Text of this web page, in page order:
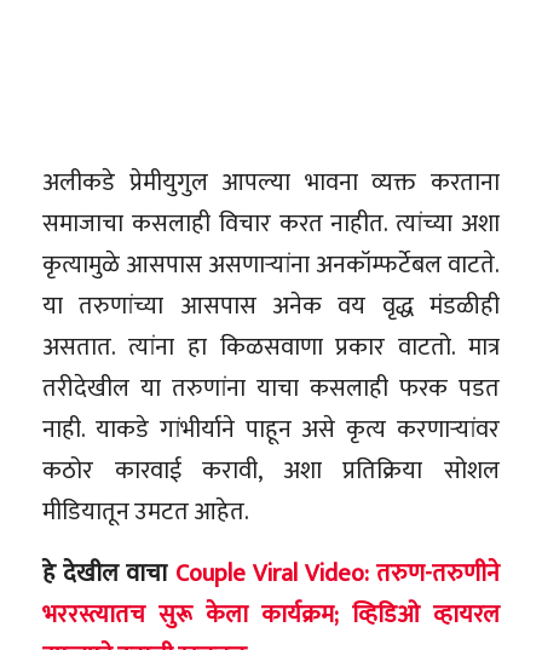
अलीकडे प्रेमीयुगुल आपल्या भावना व्यक्त करताना
समाजाचा कसलाही विचार करत नाहीत. त्यांच्या अशा
कृत्यामुळे आसपास असणाऱ्यांना अनकॉम्फर्टेबल वाटते.
या तरुणांच्या आसपास अनेक वय वृद्ध मंडळीही
असतात. त्यांना हा किळसवाणा प्रकार वाटतो. मात्र
तरीदेखील या तरुणांना याचा कसलाही फरक पडत
नाही. याकडे गांभीर्याने पाहून असे कृत्य करणाऱ्यांवर
कठोर कारवाई करावी, अशा प्रतिक्रिया सोशल
मीडियातून उमटत आहेत.
हे देखील वाचा Couple Viral Video: तरुण-तरुणीने
भररस्त्यातच सुरू केला कार्यक्रम; व्हिडिओ व्हायरल